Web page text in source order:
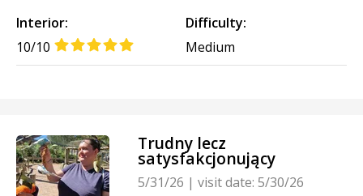
Interior:
10/10
Difficulty:
Medium
Trudny lecz
satysfakcjonujący
5/31/26 | visit date: 5/30/26